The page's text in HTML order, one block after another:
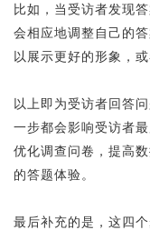
比如，当受访者发现
会相应地调整自己的
以展示更好的形象，
以上即为受访者回答
一步都会影响受访者
优化调查问卷，提高
的答题体验。
最后补充的是，这四